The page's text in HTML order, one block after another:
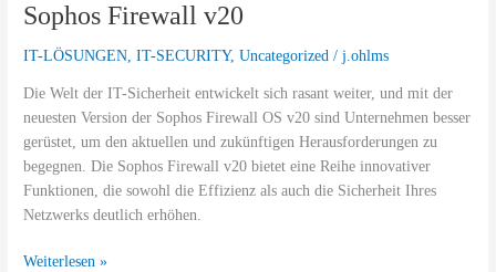
Sophos Firewall v20
IT-LÖSUNGEN,IT-SECURITY,Uncategorized /j.ohlms
Die Welt der IT-Sicherheit entwickelt sich rasant weiter, und mit der
neuesten Version der Sophos Firewall OS v20 sind Unternehmen besser
gerüstet, um den aktuellen und zukünftigen Herausforderungen zu
begegnen. Die Sophos Firewall v20 bietet eine Reihe innovativer
Funktionen, die sowohl die Effizienz als auch die Sicherheit Ihres
Netzwerks deutlich erhöhen.
v20
Weiterlesen »